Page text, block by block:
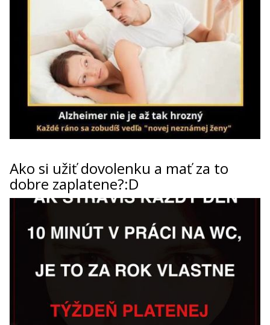
Ako si užiť dovolenku a mať za to
dobre zaplatene?:D